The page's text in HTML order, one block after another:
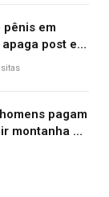
pênis em
post e
pagam
montanha e